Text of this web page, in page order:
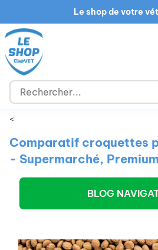
Le shop de votre
<
Comparatif croquettes
- Supermarché,
BLOG